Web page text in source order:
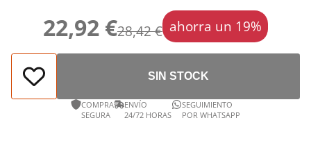
22,92 €28,42 € ahorra un 19%
SIN STOCK
COMPRA
SEGURA
ENVÍO
24/72 HORAS
SEGUIMIENTO
POR WHATSAPP